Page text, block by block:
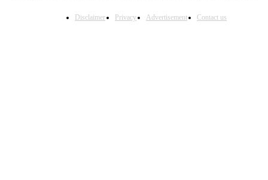
Disclaimer Privacy Advertisement Contact us